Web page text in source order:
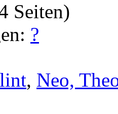
Seiten)
?
, Neo,